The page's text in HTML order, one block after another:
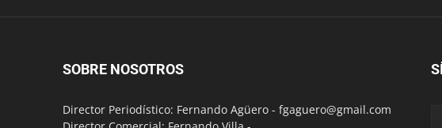
SOBRE NOSOTROS
Director Periodístico: Fernando Agüero - fgaguero@gmail.com